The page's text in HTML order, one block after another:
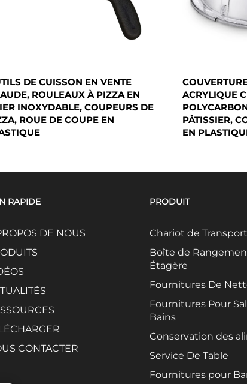
DE CUISSON EN VENTE
ROULEAUX À PIZZA EN
INOXYDABLE, COUPEURS DE
ROUE DE COUPE EN
ACRYLIQUE
PÂTISSIER,
EN
RAPIDE
DE NOUS
CONTACTER
PRODUIT
Chariot de Transport
Boîte de
Étagère
Fournitures De
Fournitures Pour
Bains
Conservation des
Service De Table
Fournitures pour